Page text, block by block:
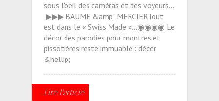
sous l'oeil des caméras et des voyeurs...
▶▶▶ BAUME &amp; MERCIERTout
est dans le « Swiss Made »...◉◉◉◉ Le
décor des parodies pour montres et
pissotières reste immuable : décor
&hellip;
Lire l'article